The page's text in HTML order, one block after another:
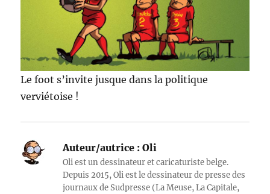
Le foot s’invite jusque dans la politique
verviétoise !
Auteur/autrice : Oli
Oli est un dessinateur et caricaturiste belge.
Depuis 2015, Oli est le dessinateur de presse des
journaux de Sudpresse (La Meuse, La Capitale,